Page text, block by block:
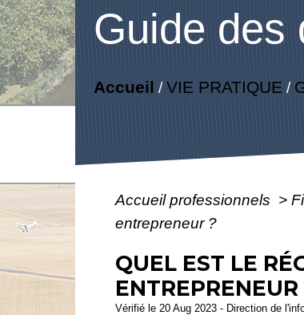
Guide des
Accueil /VIE PRATIQUE/
Accueil professionnels >
entrepreneur ?
QUEL EST LE
ENTREPRENEUR
Vérifié le 20 Aug 2023 - Direction de